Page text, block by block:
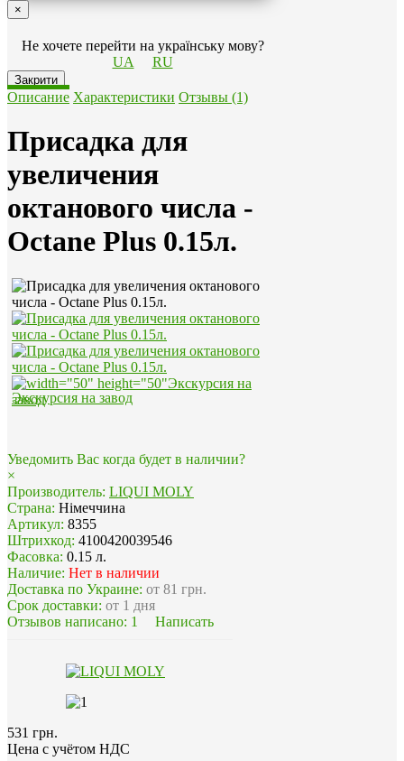
×
Не хочете перейти на українську мову?
UA
RU
Закрити
Описание Характеристики Отзывы (1)
Присадка для
увеличения
октанового числа -
Octane Plus 0.15л.
Экскурсия на завод
Уведомить Вас когда будет в наличии?
×
Производитель: LIQUI MOLY
Страна: Німеччина
Артикул: 8355
Штрихкод: 4100420039546
Фасовка: 0.15 л.
Наличие: Нет в наличии
Доставка по Украине: от 81 грн.
Срок доставки: от 1 дня
Отзывов написано: 1 Написать
531 грн.
Цена с учётом НДС